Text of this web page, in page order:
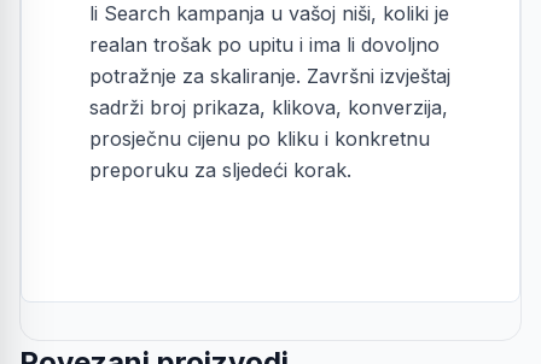
li Search kampanja u vašoj niši, koliki je
realan trošak po upitu i ima li dovoljno
potražnje za skaliranje. Završni izvještaj
sadrži broj prikaza, klikova, konverzija,
prosječnu cijenu po kliku i konkretnu
preporuku za sljedeći korak.